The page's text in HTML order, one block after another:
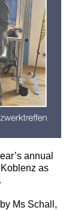
annual
as
Ms Schall,